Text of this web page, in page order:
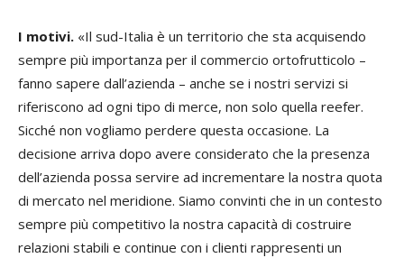
I motivi. «Il sud-Italia è un territorio che sta acquisendo
sempre più importanza per il commercio ortofrutticolo –
fanno sapere dall’azienda – anche se i nostri servizi si
riferiscono ad ogni tipo di merce, non solo quella reefer.
Sicché non vogliamo perdere questa occasione. La
decisione arriva dopo avere considerato che la presenza
dell’azienda possa servire ad incrementare la nostra quota
di mercato nel meridione. Siamo convinti che in un contesto
sempre più competitivo la nostra capacità di costruire
relazioni stabili e continue con i clienti rappresenti un